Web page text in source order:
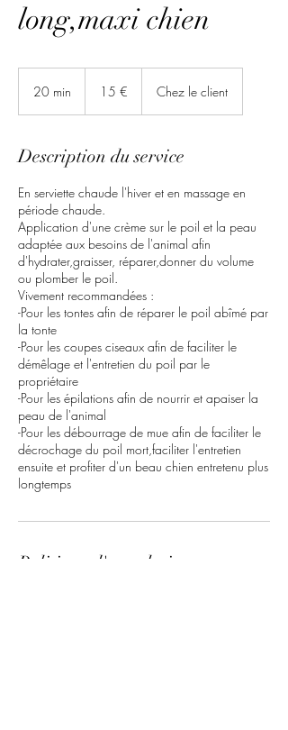
long,maxi chien
20 min
n
15 € Chez le client
Description du service
En serviette chaude l'hiver et en massage en
période chaude.
Application d'une crème sur le poil et la peau
adaptée aux besoins de l'animal afin
d'hydrater,graisser, réparer,donner du volume
ou plomber le poil.
Vivement recommandées :
-Pour les tontes afin de réparer le poil abîmé par
la tonte
-Pour les coupes ciseaux afin de faciliter le
démêlage et l'entretien du poil par le
propriétaire
-Pour les épilations afin de nourrir et apaiser la
peau de l'animal
-Pour les débourrage de mue afin de faciliter le
décrochage du poil mort,faciliter l'entretien
ensuite et profiter d'un beau chien entretenu plus
longtemps
Politique d'annulation